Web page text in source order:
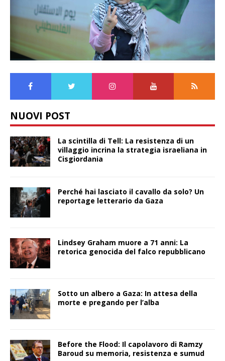
NUOVI POST
La scintilla di Tell: La resistenza di un
villaggio incrina la strategia israeliana in
Cisgiordania
Perché hai lasciato il cavallo da solo? Un
reportage letterario da Gaza
Lindsey Graham muore a 71 anni: La
retorica genocida del falco repubblicano
Sotto un albero a Gaza: In attesa della
morte e pregando per l’alba
Before the Flood: Il capolavoro di Ramzy
Baroud su memoria, resistenza e sumud